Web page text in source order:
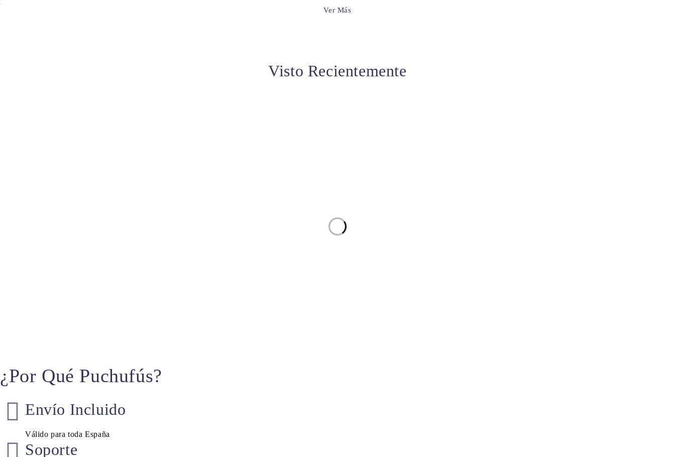
Este modelo tiene un corte pequeño. Si estás entre dos tallas, se recomienda elegir la más grande. Consulta siempre la tabla de medidas antes de comprar.
Ver Más
Visto Recientemente
¿Por Qué Puchufús?
Envío Incluido
Válido para toda España
Soporte